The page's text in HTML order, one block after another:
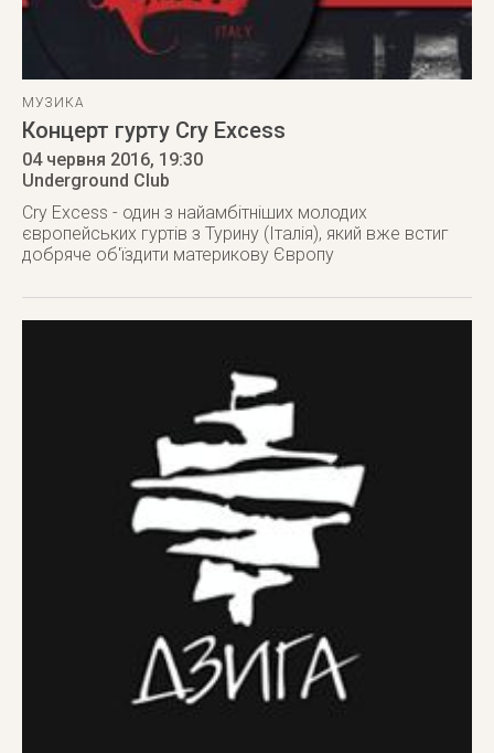
МУЗИКА
Концерт гурту Cry Excess
04 червня 2016, 19:30
Underground Club
Cry Excess - один з найамбітніших молодих
європейських гуртів з Турину (Італія), який вже встиг
добряче об'їздити материкову Європу